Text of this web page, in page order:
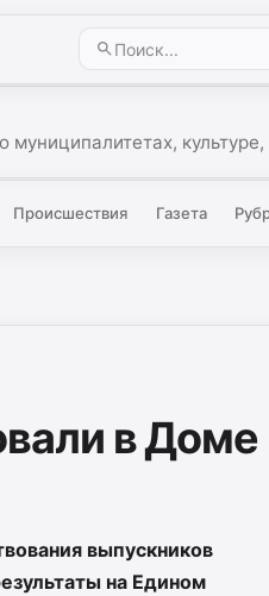
муниципалитетах,
Происшествия Газета
в Доме
выпускников
на Едином